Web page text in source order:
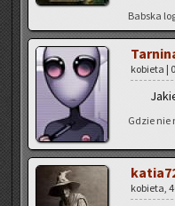
Bab­ska
ko­bie­ta |
Gdzie nie
ko­bie­ta,